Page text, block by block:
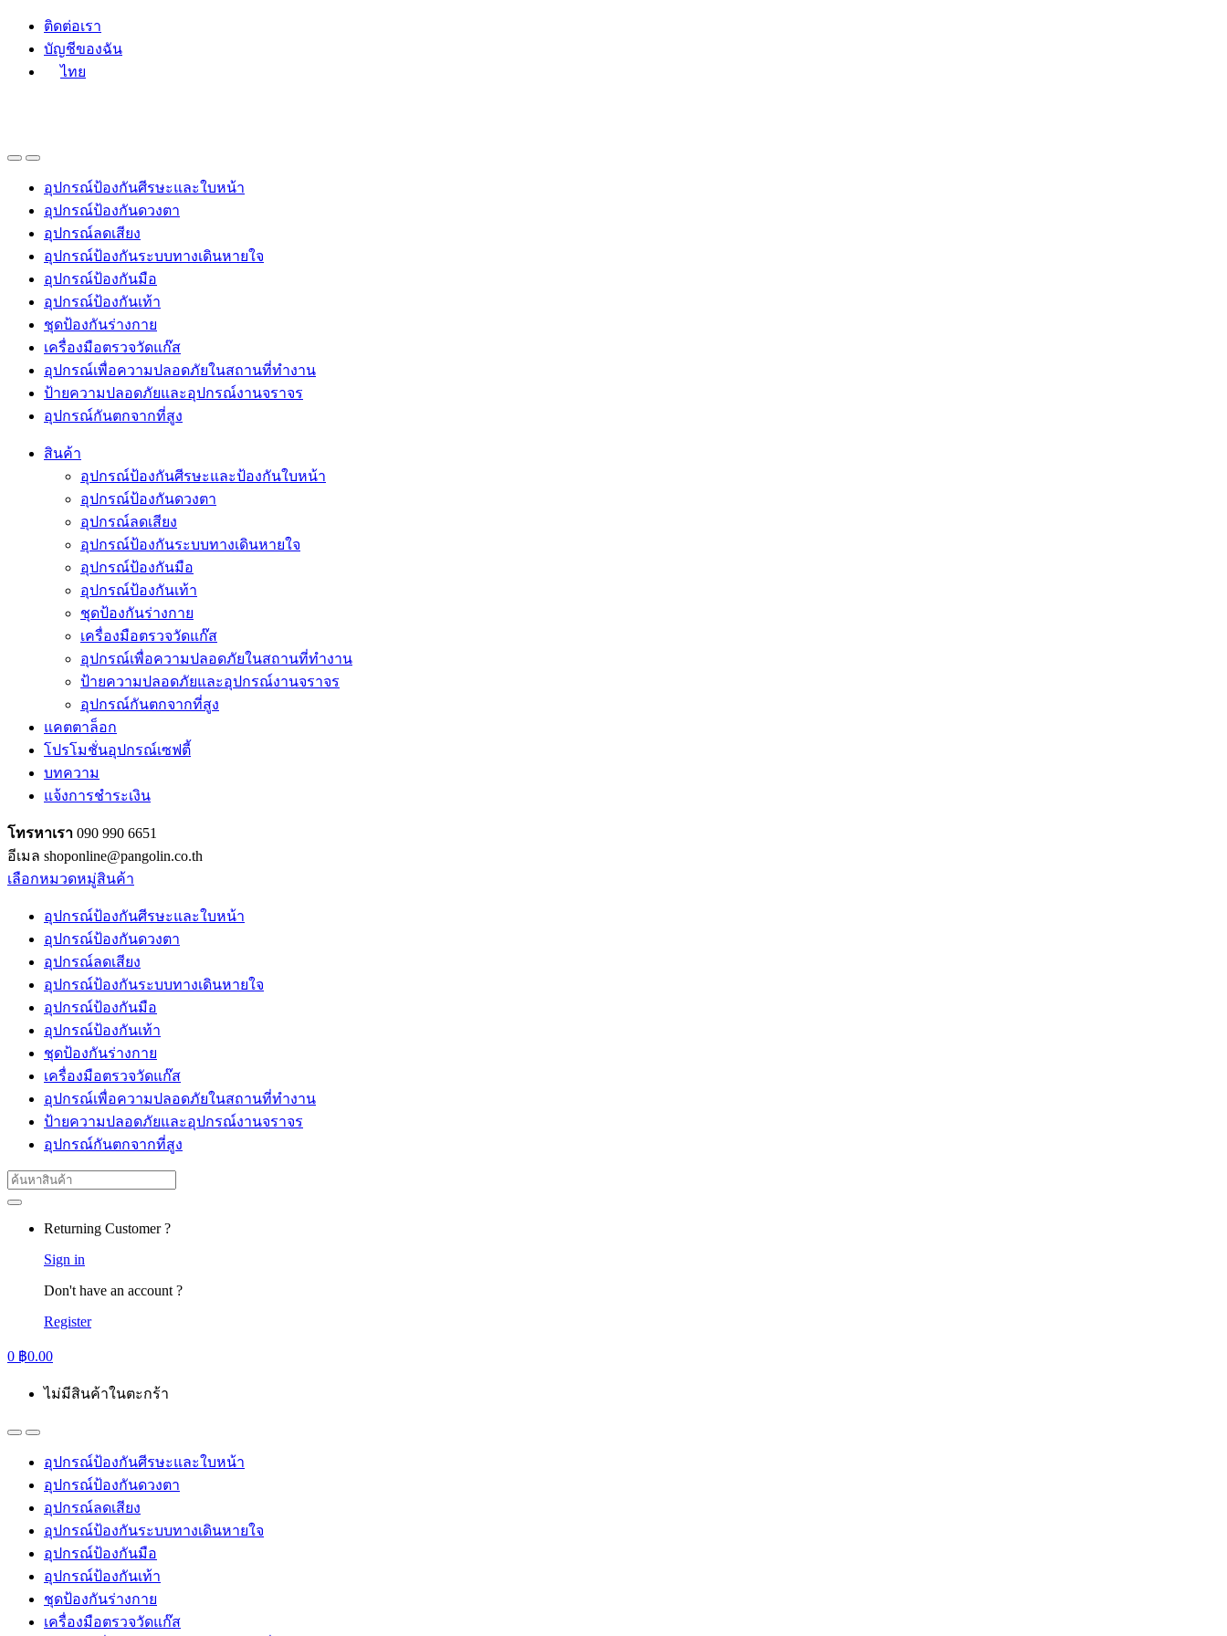
Skip
navigation
Skip
content
ติดต่อเรา
บัญชีของฉัน
ไทย
อุปกรณ์ป้องกันศีรษะและใบหน้า
อุปกรณ์ป้องกันดวงตา
อุปกรณ์ลดเสียง
อุปกรณ์ป้องกันระบบทางเดินหายใจ
อุปกรณ์ป้องกันมือ
อุปกรณ์ป้องกันเท้า
ชุดป้องกันร่างกาย
เครื่องมือตรวจวัดแก๊ส
อุปกรณ์เพื่อความปลอดภัยในสถานที่ทำงาน
ป้ายความปลอดภัยและอุปกรณ์งานจราจร
อุปกรณ์กันตกจากที่สูง
สินค้า
อุปกรณ์ป้องกันศีรษะและป้องกันใบหน้า
อุปกรณ์ป้องกันดวงตา
อุปกรณ์ลดเสียง
อุปกรณ์ป้องกันระบบทางเดินหายใจ
อุปกรณ์ป้องกันมือ
อุปกรณ์ป้องกันเท้า
ชุดป้องกันร่างกาย
เครื่องมือตรวจวัดแก๊ส
อุปกรณ์เพื่อความปลอดภัยในสถานที่ทำงาน
ป้ายความปลอดภัยและอุปกรณ์งานจราจร
อุปกรณ์กันตกจากที่สูง
แคตตาล็อก
โปรโมชั่นอุปกรณ์เซฟตี้
บทความ
แจ้งการชำระเงิน
โทรหาเรา 090 990 6651
อีเมล shoponline@pangolin.co.th
เลือกหมวดหมู่สินค้า
อุปกรณ์ป้องกันศีรษะและใบหน้า
อุปกรณ์ป้องกันดวงตา
อุปกรณ์ลดเสียง
อุปกรณ์ป้องกันระบบทางเดินหายใจ
อุปกรณ์ป้องกันมือ
อุปกรณ์ป้องกันเท้า
ชุดป้องกันร่างกาย
เครื่องมือตรวจวัดแก๊ส
อุปกรณ์เพื่อความปลอดภัยในสถานที่ทำงาน
ป้ายความปลอดภัยและอุปกรณ์งานจราจร
อุปกรณ์กันตกจากที่สูง
Search
for:
Returning Customer ?
Sign in
Don't have an account ?
Register
0 ฿0.00
ไม่มีสินค้าในตะกร้า
อุปกรณ์ป้องกันศีรษะและใบหน้า
อุปกรณ์ป้องกันดวงตา
อุปกรณ์ลดเสียง
อุปกรณ์ป้องกันระบบทางเดินหายใจ
อุปกรณ์ป้องกันมือ
อุปกรณ์ป้องกันเท้า
ชุดป้องกันร่างกาย
เครื่องมือตรวจวัดแก๊ส